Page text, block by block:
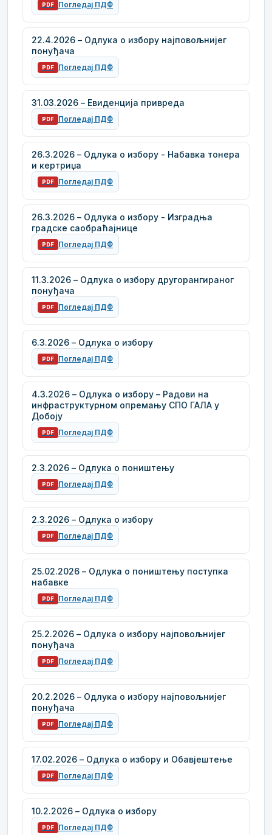
PDF Погледај ПДФ
22.4.2026 – Одлука о избору најповољнијег
понуђача
PDF Погледај ПДФ
31.03.2026 – Евиденција привреда
PDF Погледај ПДФ
26.3.2026 – Одлука о избору - Набавка тонера
и кертриџа
PDF Погледај ПДФ
26.3.2026 – Одлука о избору - Изградња
градске саобраћајнице
PDF Погледај ПДФ
11.3.2026 – Одлука о избору другорангираног
понуђача
PDF Погледај ПДФ
6.3.2026 – Одлука о избору
PDF Погледај ПДФ
4.3.2026 – Одлука о избору – Радови на
инфраструктурном опремању СПО ГАЛА у
Добоју
PDF Погледај ПДФ
2.3.2026 – Одлука о поништењу
PDF Погледај ПДФ
2.3.2026 – Одлука о избору
PDF Погледај ПДФ
25.02.2026 – Одлука о поништењу поступка
набавке
PDF Погледај ПДФ
25.2.2026 – Одлука о избору најповољнијег
понуђача
PDF Погледај ПДФ
20.2.2026 – Одлука о избору најповољнијег
понуђача
PDF Погледај ПДФ
17.02.2026 – Одлука о избору и Обавјештење
PDF Погледај ПДФ
10.2.2026 – Одлука о избору
PDF Погледај ПДФ